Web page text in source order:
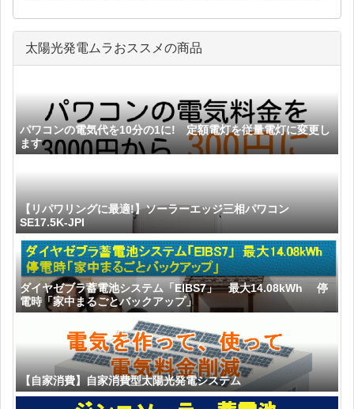
太陽光発電ムラおススメの商品
パワコンの電気代を10分の1に! 定額電灯を従量電灯に変更し
ます
【リパワリングに最適!】ソーラーエッジ三相パワコン
SE17.5K-JPI
ダイヤゼブラ蓄電池システム「EIBS7」 最大14.08kWh 停
電時「家中まるごとバックアップ」
【自家消費】自家消費型太陽光発電システム